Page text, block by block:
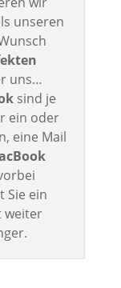
unseren
uns…
sind je
ein oder
eine Mail
Sie ein
weiter